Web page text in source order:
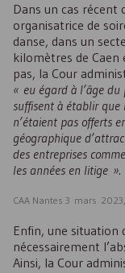
Dans un cas récent
organisatrice de
danse, dans un
kilomètres de Caen
pas, la Cour
« eu égard à l’âge
suffisent à établir que
n’étaient pas offerts
géographique
des entreprises
les années en litige ».
CAA Nantes 3 mars
Enfin, une situation
nécessairement
Ainsi, la Cour